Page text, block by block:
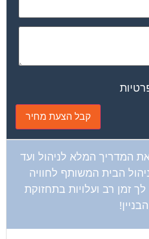
המדריך המלא לניהול ועד
הבית המשותף לחוויה
זמן רב ועלויות בתחזוקת
הבניין!